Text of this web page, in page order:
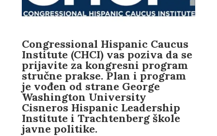
Congressional Hispanic Caucus
Institute (CHCI) vas poziva da se
prijavite za kongresni program
stručne prakse. Plan i program
je vođen od strane George
Washington University
Cisneros Hispanic Leadership
Institute i Trachtenberg škole
javne politike.